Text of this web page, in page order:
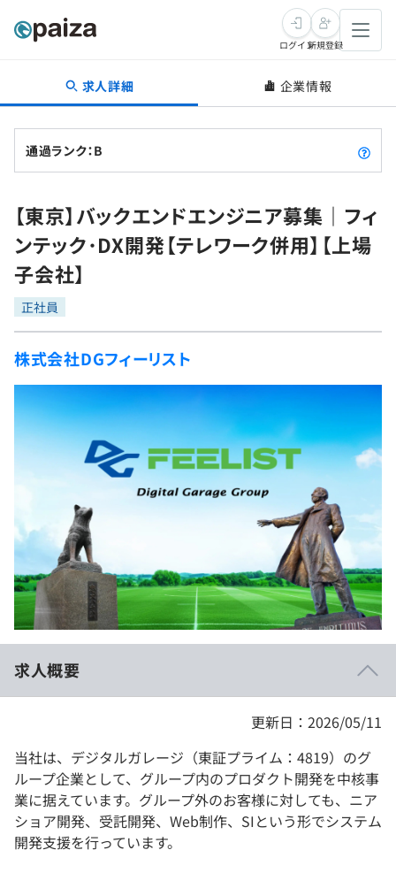
転職・キャリア
転職成功ガイド
転職エージェント
インタビュー
転職成功ガイド
新卒就活
求人検索
本選考
インターン
新卒エージェント
イベント・セミナー
インタビュー
学習
問題集
4択課題
リファレンス
個人向けプラン
法人向けプラン
学校向けプラン
契約内容・クーポン
プログラミング言語
再チャレンジ結果一覧
ゲーム・マンガ
Tech Team Journal
paiza times
paizaとは？
ログイン新規登録
求人詳細 企業情報
通過ランク：B
【東京】バックエンドエンジニア募集｜フィ
ンテック･DX開発【テレワーク併用】【上場
子会社】
正社員
株式会社DGフィーリスト
求人概要
更新日：2026/05/11
当社は、デジタルガレージ（東証プライム：4819）のグ
ループ企業として、グループ内のプロダクト開発を中核事
業に据えています。グループ外のお客様に対しても、ニア
ショア開発、受託開発、Web制作、SIという形でシステム
開発支援を行っています。